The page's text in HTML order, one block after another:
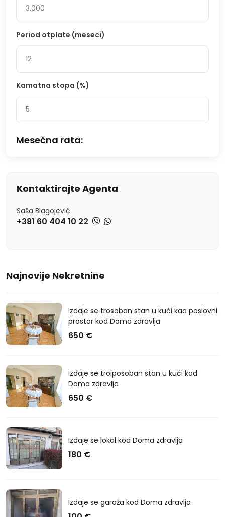
Period otplate (meseci)
Kamatna stopa (%)
Mesečna rata:
Kontaktirajte Agenta
Saša Blagojević
+381 60 404 10 22
Najnovije Nekretnine
Izdaje se trosoban stan u kući kao poslovni
prostor kod Doma zdravlja
650 €
Izdaje se troiposoban stan u kući kod
Doma zdravlja
650 €
Izdaje se lokal kod Doma zdravlja
180 €
Izdaje se garaža kod Doma zdravlja